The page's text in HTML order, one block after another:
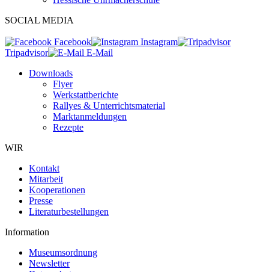
SOCIAL MEDIA
Facebook
Instagram
Tripadvisor
E-Mail
Downloads
Flyer
Werkstattberichte
Rallyes & Unterrichtsmaterial
Marktanmeldungen
Rezepte
WIR
Kontakt
Mitarbeit
Kooperationen
Presse
Literaturbestellungen
Information
Museumsordnung
Newsletter